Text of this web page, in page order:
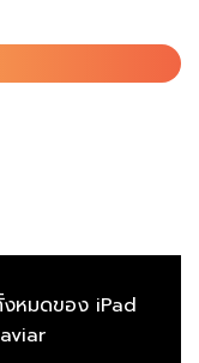
งหมดของ iPad